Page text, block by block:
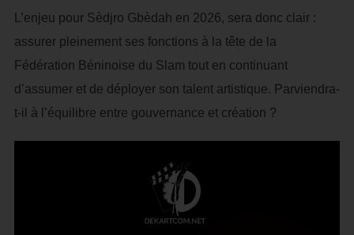
L’enjeu pour Sèdjro Gbèdah en 2026, sera donc clair :
assurer pleinement ses fonctions à la tête de la
Fédération Béninoise du Slam tout en continuant
d’assumer et de déployer son talent artistique. Parviendra-
t-il à l’équilibre entre gouvernance et création ?